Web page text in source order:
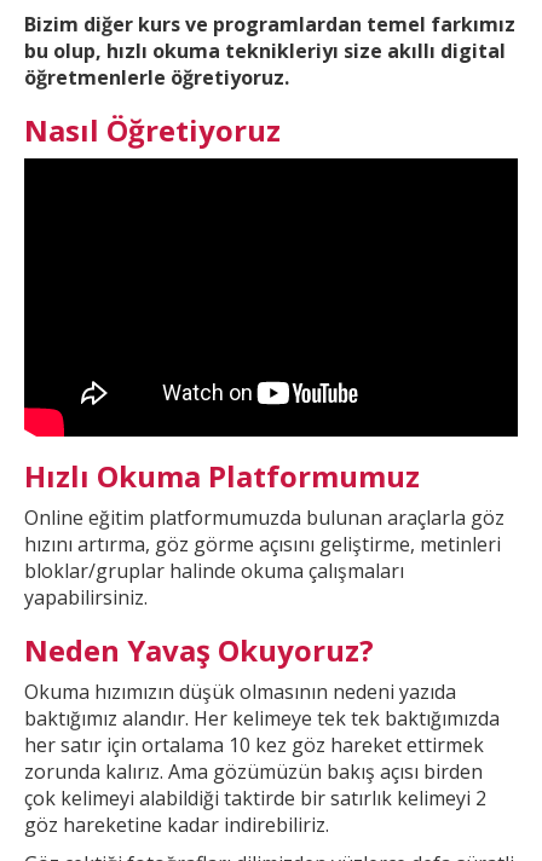
Bizim diğer kurs ve programlardan temel farkımız
bu olup, hızlı okuma teknikleriyı size akıllı digital
öğretmenlerle öğretiyoruz.
Nasıl Öğretiyoruz
Hızlı Okuma Platformumuz
Online eğitim platformumuzda bulunan araçlarla göz
hızını artırma, göz görme açısını geliştirme, metinleri
bloklar/gruplar halinde okuma çalışmaları
yapabilirsiniz.
Neden Yavaş Okuyoruz?
Okuma hızımızın düşük olmasının nedeni yazıda
baktığımız alandır. Her kelimeye tek tek baktığımızda
her satır için ortalama 10 kez göz hareket ettirmek
zorunda kalırız. Ama gözümüzün bakış açısı birden
çok kelimeyi alabildiği taktirde birsatırlık kelimeyi 2
göz hareketine kadar indirebiliriz.